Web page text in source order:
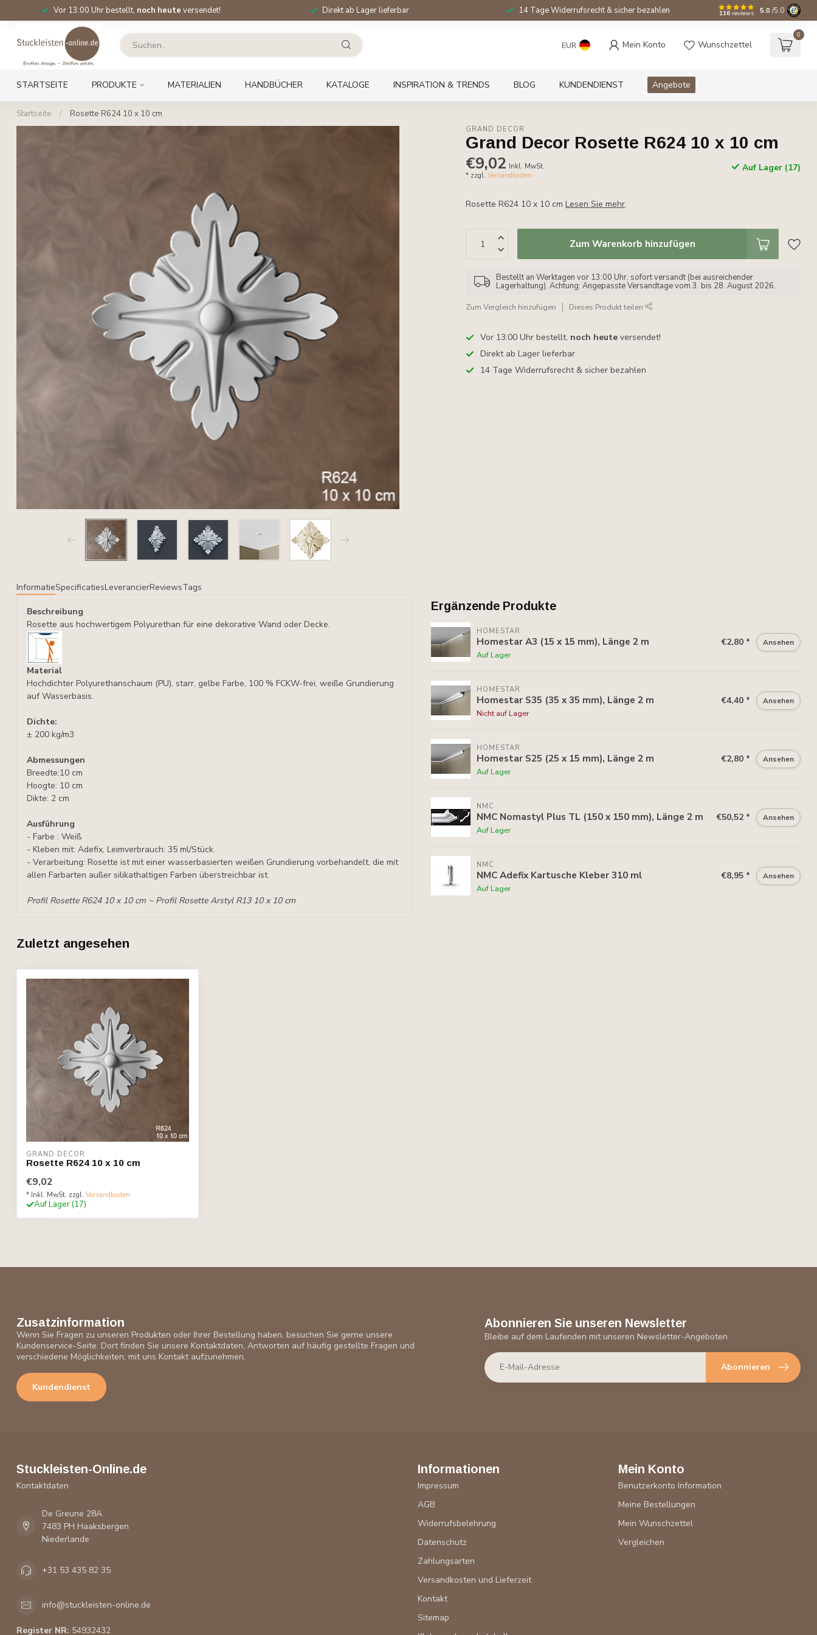
Vor 13:00 Uhr bestellt, noch heute versendet! Direkt ab Lager lieferbar 14 Tage Widerrufsrecht & sicher bezahlen 116 reviews 5.0 /5.0
EUR Mein Konto Wunschzettel
0
STARTSEITE PRODUKTE MATERIALIEN HANDBÜCHER KATALOGE INSPIRATION & TRENDS BLOG KUNDENDIENST Angebote
Startseite / Rosette R624 10 x 10 cm
GRAND DECOR
Grand Decor Rosette R624 10 x 10 cm
€9,02 Inkl. MwSt.
* zzgl.Versandkosten
Auf Lager (17)
Rosette R624 10 x 10 cmLesen Sie mehr.
Zum Warenkorb hinzufügen
Bestellt an Werktagen vor 13:00 Uhr, sofort versandt (bei ausreichender
Lagerhaltung). Achtung: Angepasste Versandtage vom 3. bis 28. August 2026.
Zum Vergleich hinzufügen Dieses Produkt teilen
Vor 13:00 Uhr bestellt, noch heute versendet!
Direkt ab Lager lieferbar
14 Tage Widerrufsrecht & sicher bezahlen
InformatieSpecificatiesLeverancierReviewsTags
Beschreibung
Rosette aus hochwertigem Polyurethan für eine dekorative Wand oder Decke.
Material
Hochdichter Polyurethanschaum (PU), starr, gelbe Farbe, 100 % FCKW-frei, weiße Grundierung
auf Wasserbasis.
Dichte:
± 200 kg/m3
Abmessungen
Breedte:10 cm
Hoogte: 10 cm
Dikte: 2 cm
Ausführung
- Farbe : Weiß
- Kleben mit: Adefix, Leimverbrauch: 35 ml/Stück.
- Verarbeitung: Rosette ist mit einer wasserbasierten weißen Grundierung vorbehandelt, die mit
allen Farbarten außer silikathaltigen Farben überstreichbar ist.
Profil Rosette R624 10 x 10 cm ~ Profil Rosette Arstyl R13 10 x 10 cm
Ergänzende Produkte
HOMESTAR
Homestar A3 (15 x 15 mm), Länge 2 m
Auf Lager
€2,80 * Ansehen
HOMESTAR
Homestar S35 (35 x 35 mm), Länge 2 m
Nicht auf Lager
€4,40 * Ansehen
HOMESTAR
Homestar S25 (25 x 15 mm), Länge 2 m
Auf Lager
€2,80 * Ansehen
NMC
NMC Nomastyl Plus TL (150 x 150 mm), Länge 2 m
Auf Lager
€50,52 * Ansehen
NMC
NMC Adefix Kartusche Kleber 310 ml
Auf Lager
€8,95 * Ansehen
Zuletzt angesehen
GRAND DECOR
Rosette R624 10 x 10 cm
€9,02
* Inkl. MwSt. zzgl. Versandkosten
Auf Lager (17)
Zusatzinformation
Wenn Sie Fragen zu unseren Produkten oder Ihrer Bestellung haben, besuchen Sie gerne unsere
Kundenservice-Seite. Dort finden Sie unsere Kontaktdaten, Antworten auf häufig gestellte Fragen und
verschiedene Möglichkeiten, mit uns Kontakt aufzunehmen.
Kundendienst
Abonnieren Sie unseren Newsletter
Bleibe auf dem Laufenden mit unseren Newsletter-Angeboten
Abonnieren
Stuckleisten-Online.de
Kontaktdaten
De Greune 28A
7483 PH Haaksbergen
Niederlande
+31 53 435 82 35
info@stuckleisten-online.de
Register NR: 54932432
Informationen
Impressum
AGB
Widerrufsbelehrung
Datenschutz
Zahlungsarten
Versandkosten und Lieferzeit
Kontakt
Sitemap
Mein Konto
Benutzerkonto Information
Meine Bestellungen
Mein Wunschzettel
Vergleichen